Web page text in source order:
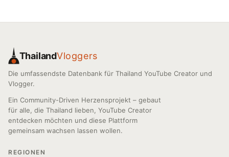
ThailandVloggers
Die umfassendste Datenbank für Thailand YouTube Creator und
Vlogger.
Ein Community-Driven Herzensprojekt – gebaut
für alle, die Thailand lieben, YouTube Creator
entdecken möchten und diese Plattform
gemeinsam wachsen lassen wollen.
REGIONEN